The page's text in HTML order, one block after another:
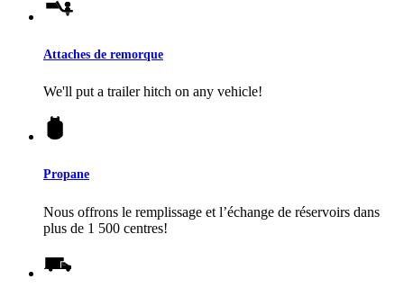
Attaches de remorque
We'll put a trailer hitch on any vehicle!
Propane
Nous offrons le remplissage et l’échange de réservoirs dans
plus de 1 500 centres!